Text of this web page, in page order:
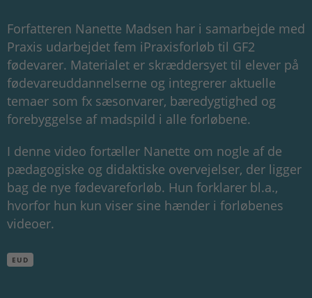
EUD
Forfatteren Nanette Madsen har i samarbejde med
Praxis udarbejdet fem iPraxisforløb til GF2
fødevarer. Materialet er skræddersyet til elever på
fødevareuddannelserne og integrerer aktuelle
temaer som fx sæsonvarer, bæredygtighed og
forebyggelse af madspild i alle forløbene.
I denne video fortæller Nanette om nogle af de
pædagogiske og didaktiske overvejelser, der ligger
bag de nye fødevareforløb. Hun forklarer bl.a.,
hvorfor hun kun viser sine hænder i forløbenes
videoer.